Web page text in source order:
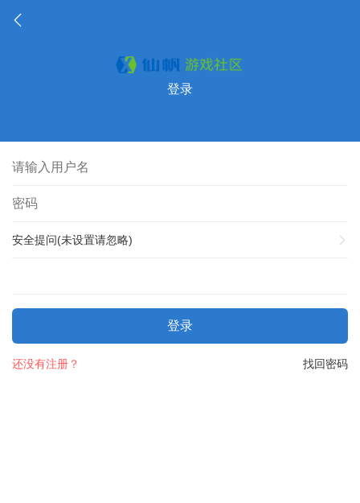
登录
安全提问(未设置请忽略)
登录
找回密码
还没有注册？